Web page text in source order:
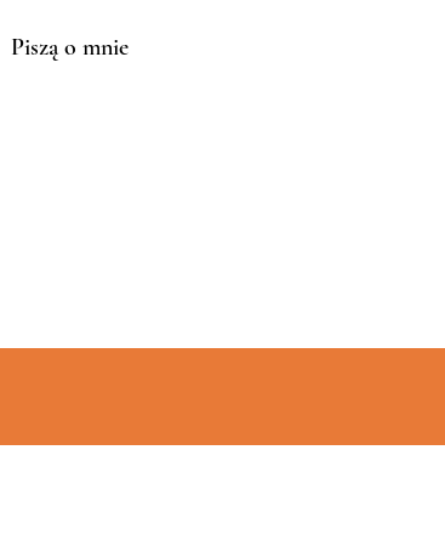
Piszą o mnie